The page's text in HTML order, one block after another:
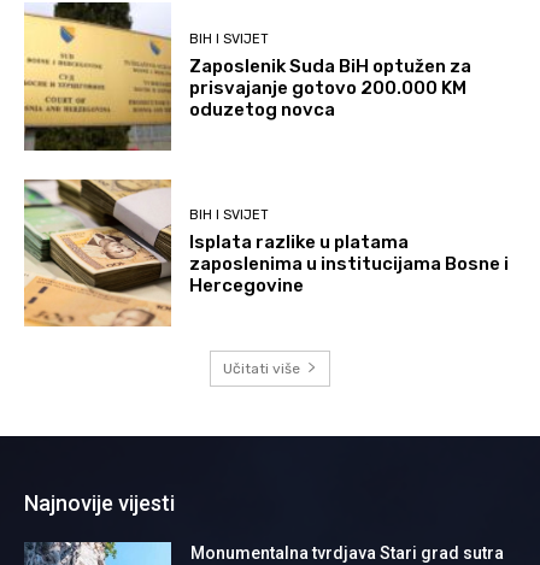
BIH I SVIJET
Zaposlenik Suda BiH optužen za
prisvajanje gotovo 200.000 KM
oduzetog novca
BIH I SVIJET
Isplata razlike u platama
zaposlenima u institucijama Bosne i
Hercegovine
Učitati više
Najnovije vijesti
Monumentalna tvrdjava Stari grad sutra